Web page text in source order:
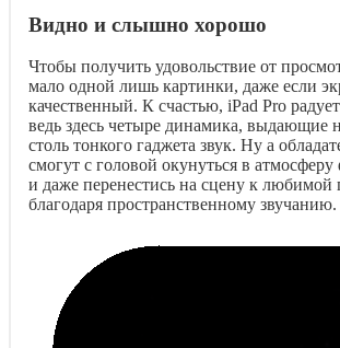
Видно и слышно хорошо
Чтобы получить удовольствие от
мало одной лишь картинки, даже если
качественный. К счастью, iPad Pro
ведь здесь четыре динамика, выдающие
столь тонкого гаджета звук. Ну а
смогут с головой окунуться в
и даже перенестись на сцену к любимой
благодаря пространственному звучанию.